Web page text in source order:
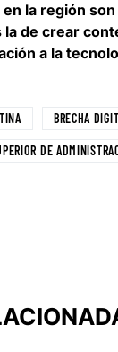
la región
la de crear
a la
BRECHA
DE